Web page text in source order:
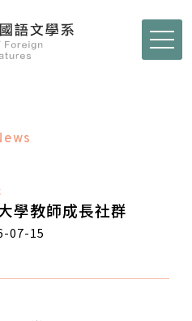
學教師成長社群
07-15